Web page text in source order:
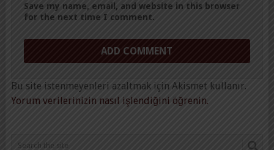
Save my name, email, and website in this browser
for the next time I comment.
Bu site istenmeyenleri azaltmak için Akismet kullanır.
Yorum verilerinizin nasıl işlendiğini öğrenin.